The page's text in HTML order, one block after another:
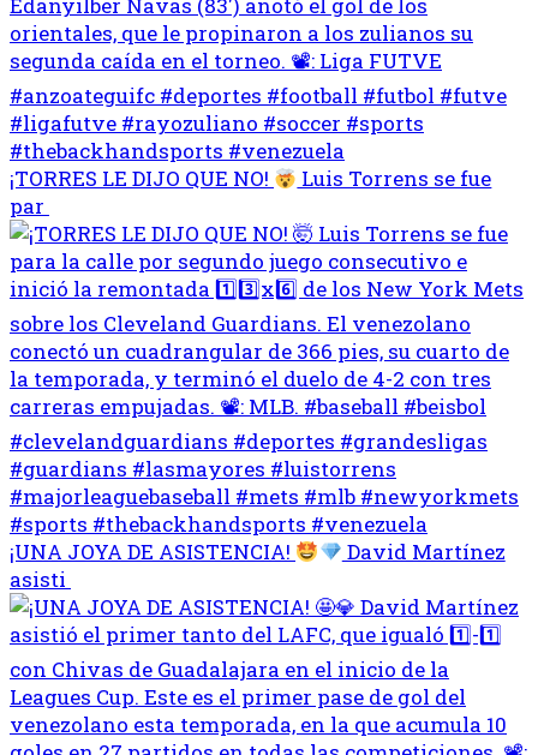
¡TORRES LE DIJO QUE NO!
Luis Torrens se fue
par
¡UNA JOYA DE ASISTENCIA!
David Martínez
asisti